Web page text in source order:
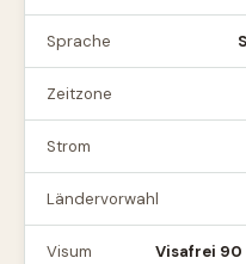
Sprache
Zeitzone
Strom
Ländervorwahl
Visum Visafrei 90